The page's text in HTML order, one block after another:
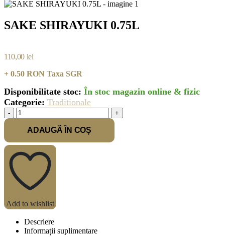
SAKE SHIRAYUKI 0.75L
110,00 lei
+ 0.50 RON Taxa SGR
Disponibilitate stoc: În stoc magazin online & fizic
Categorie: Traditionale
- +
ADAUGĂ ÎN COȘ
Add to wishlist
Descriere
Informații suplimentare